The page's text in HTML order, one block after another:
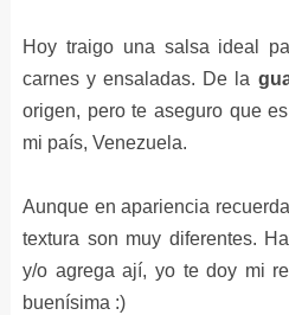
Hoy traigo una salsa ideal
carnes y ensaladas. De la
origen, pero te aseguro que
mi país, Venezuela.
Aunque en apariencia
textura son muy diferentes.
y/o agrega ají, yo te doy mi
buenísima :)